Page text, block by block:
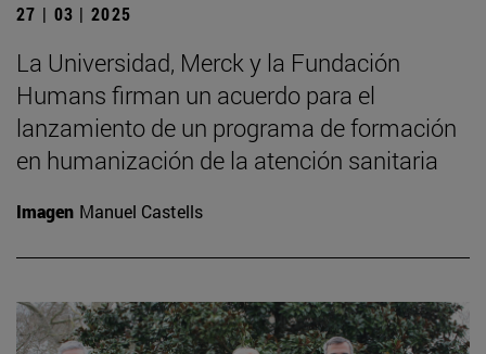
27 | 03 | 2025
La Universidad, Merck y la Fundación
Humans firman un acuerdo para el
lanzamiento de un programa de formación
en humanización de la atención sanitaria
Imagen Manuel Castells